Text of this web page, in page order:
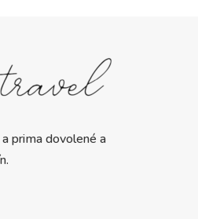
prima dovolené a